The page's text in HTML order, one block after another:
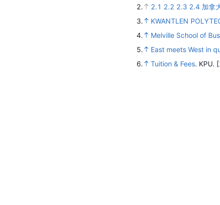
2.
2.1 2.2 2.3 2.4 加拿
3.
KWANTLEN
4.
Melville School of
5.
East meets West in
6.
Tuition & Fees. KPU.